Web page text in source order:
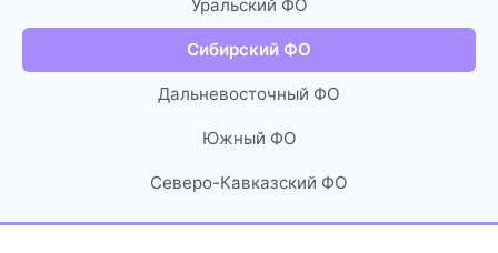
Уральский ФО
Сибирский ФО
Дальневосточный ФО
Южный ФО
Северо-Кавказский ФО